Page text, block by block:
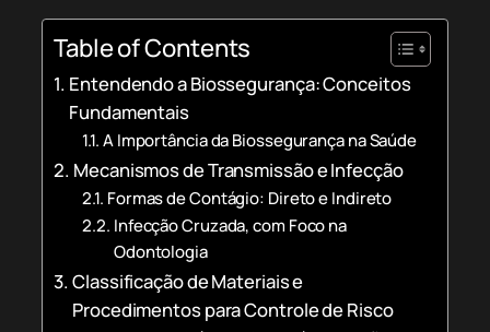
Table of Contents
Entendendo a Biossegurança: Conceitos
Fundamentais
A Importância da Biossegurança na Saúde
Mecanismos de Transmissão e Infecção
Formas de Contágio: Direto e Indireto
Infecção Cruzada, com Foco na
Odontologia
Classificação de Materiais e
Procedimentos para Controle de Risco